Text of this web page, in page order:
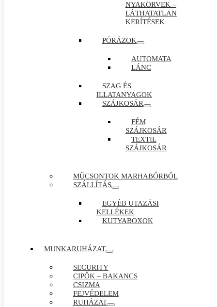
NYAKÖRVEK –
LÁTHATATLAN
KERÍTÉSEK
PÓRÁZOK
AUTOMATA
LÁNC
SZAG ÉS
ILLATANYAGOK
SZÁJKOSÁR
FÉM
SZÁJKOSÁR
TEXTIL
SZÁJKOSÁR
MŰCSONTOK MARHABŐRBŐL
SZÁLLÍTÁS
EGYÉB UTAZÁSI
KELLÉKEK
KUTYABOXOK
MUNKARUHÁZAT
SECURITY
CIPŐK – BAKANCS
CSIZMA
FEJVÉDELEM
RUHÁZAT